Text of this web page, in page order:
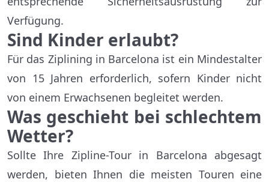
Verfügung.
Sind Kinder erlaubt?
Für das Ziplining in Barcelona ist ein Mindestalter
von 15 Jahren erforderlich, sofern Kinder nicht
von einem Erwachsenen begleitet werden.
Was geschieht bei schlechtem
Wetter?
Sollte Ihre Zipline-Tour in Barcelona abgesagt
werden, bieten Ihnen die meisten Touren eine